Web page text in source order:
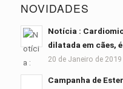
NOVIDADES
Notícia :
dilatada em cães,
20 de Janeiro de 2019
Campanha de